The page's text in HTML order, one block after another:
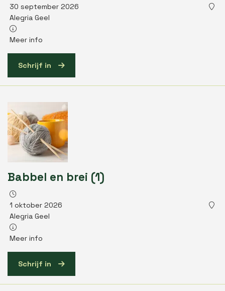
30 september 2026
Alegria Geel
Meer info
Schrijf in
Babbel en brei (1)
1 oktober 2026
Alegria Geel
Meer info
Schrijf in